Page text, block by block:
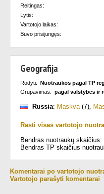
Reitingas:
Lytis:
Vartotojo laikas:
Buvo prisijungęs:
Geografija
Rodyti: Nuotraukos pagal TP
Grupavimas: pagal valstybes ir
Russia: Maskva(7),
Rasti visas vartotojo
Bendras nuotraukų skaičius:
Bendras TP skaičius
Komentarai po vartotojo
Vartotojo parašyti komentarai